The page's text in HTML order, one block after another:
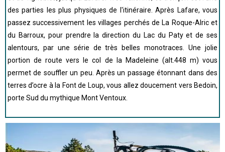
des parties les plus physiques de l'itinéraire. Après Lafare, vous
passez successivement les villages perchés de La Roque-Alric et
du Barroux, pour prendre la direction du Lac du Paty et de ses
alentours, par une série de très belles monotraces. Une jolie
portion de route vers le col de la Madeleine (alt.448 m) vous
permet de souffler un peu. Après un passage étonnant dans des
terres d’ocre à la Font de Loup, vous allez doucement vers Bedoin,
porte Sud du mythique Mont Ventoux.